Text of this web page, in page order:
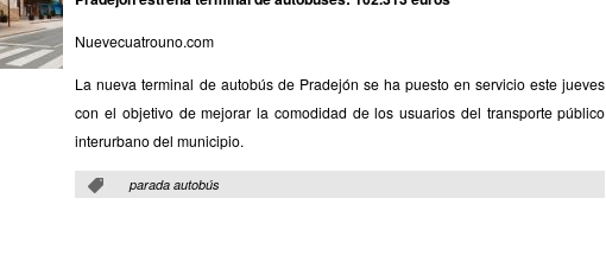
Nuevecuatrouno.com
La nueva terminal de autobús de Pradejón se ha puesto en servicio este jueves
con el objetivo de mejorar la comodidad de los usuarios del transporte público
interurbano del municipio.
Etiquetas:
parada autobús